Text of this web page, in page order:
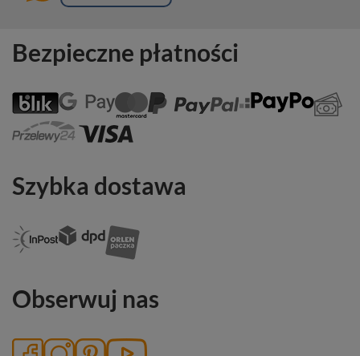
Bezpieczne płatności
Szybka dostawa
Obserwuj nas